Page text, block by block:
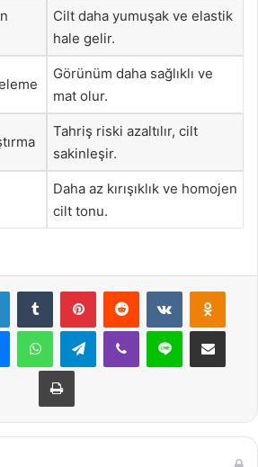
Cilt daha yumuşak ve elastik
hale gelir.
Görünüm daha sağlıklı ve
mat olur.
Tahriş riski azaltılır, cilt
sakinleşir.
Daha az kırışıklık ve homojen
cilt tonu.
LinkedInTumblr PinterestReddit VKontakte
MessengerWhatsAppTelegramViber Line E-Posta ile
Yazdır